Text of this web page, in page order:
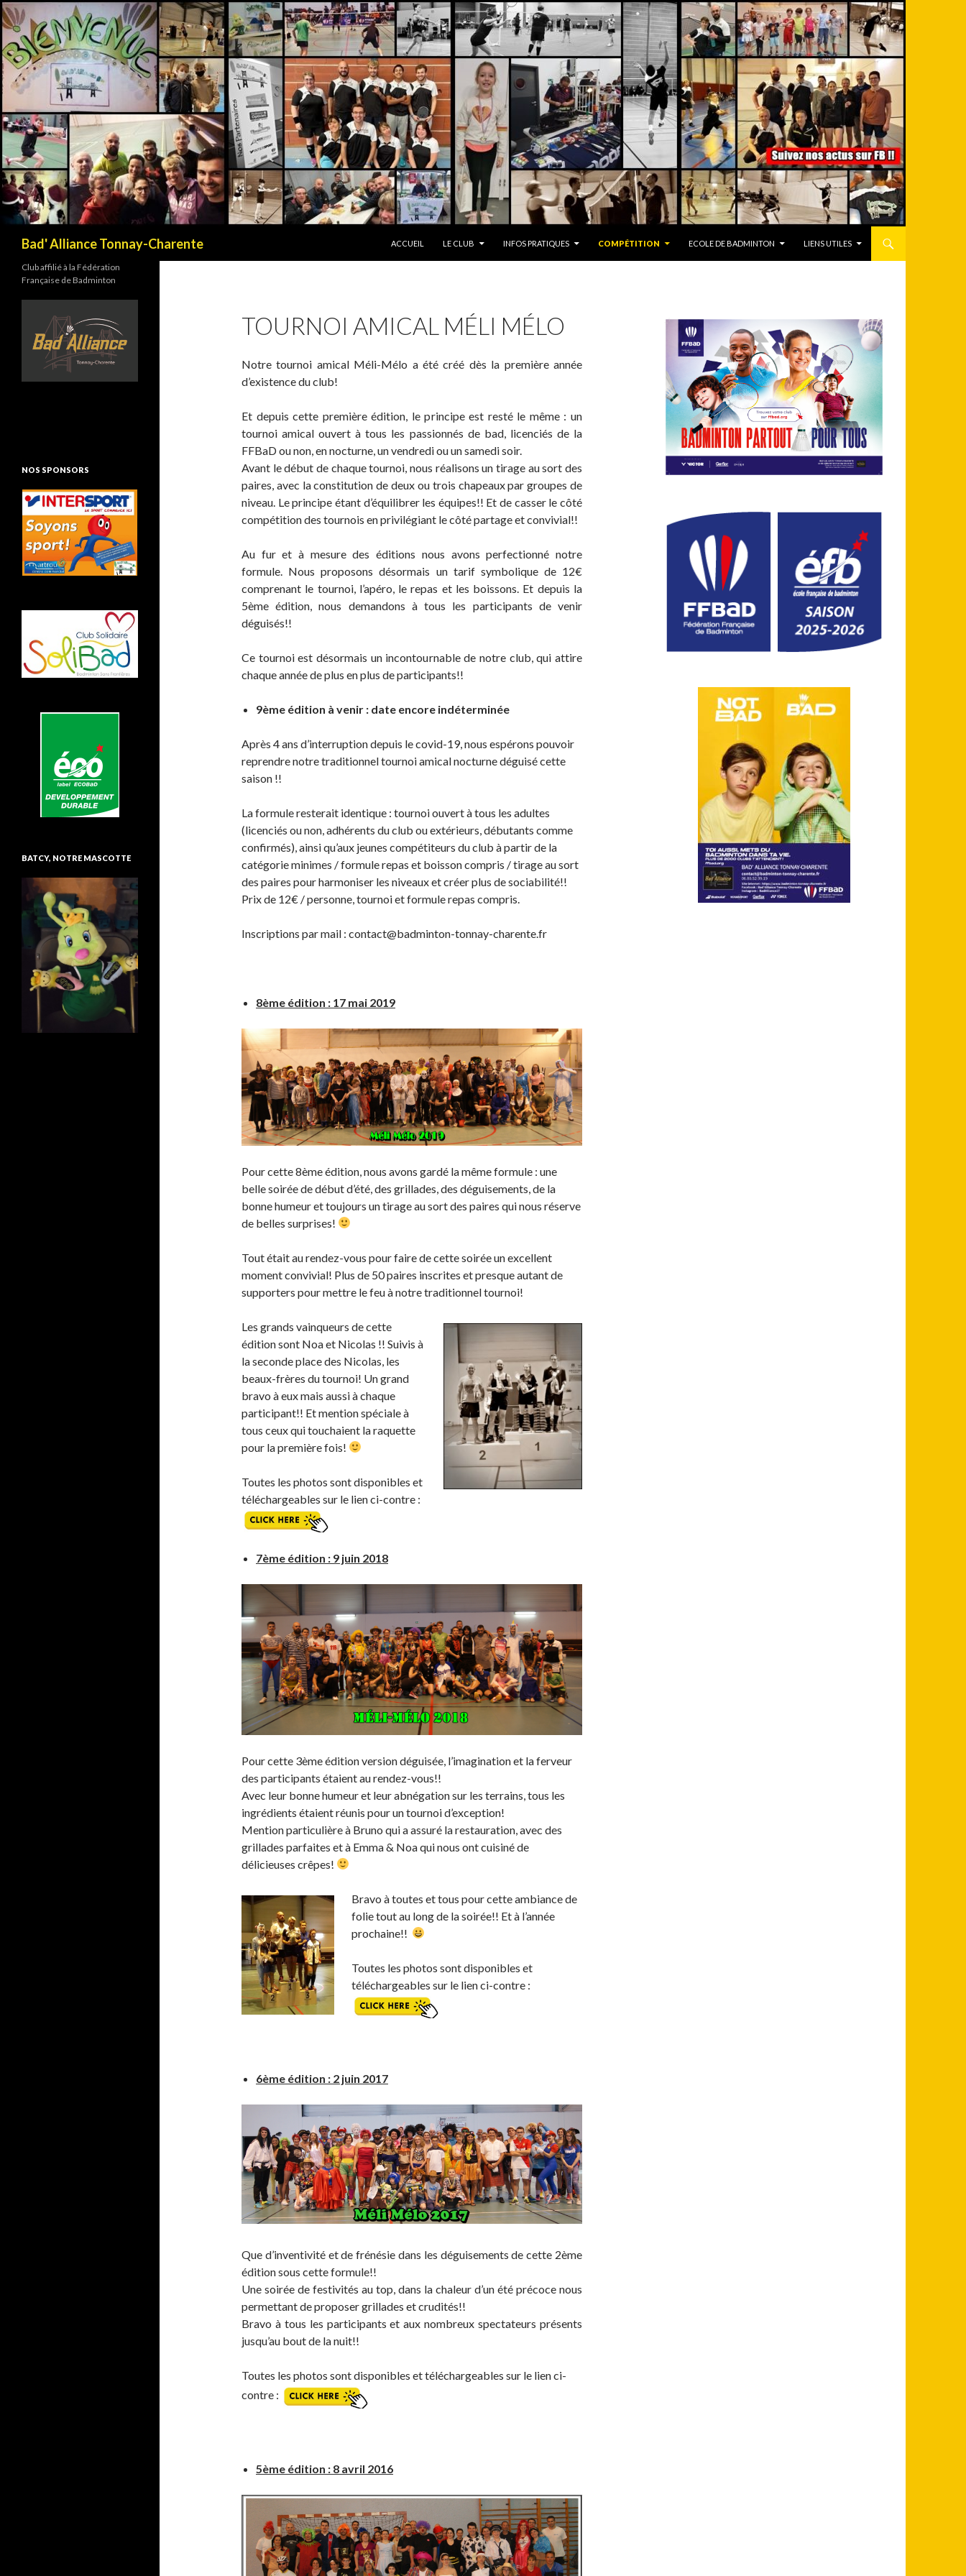
Bad' Alliance Tonnay-Charente
ACCUEIL
LE CLUB INFOS PRATIQUES COMPÉTITION ECOLE DE BADMINTON LIENS UTILES
TOURNOI AMICAL MÉLI MÉLO
Notre tournoi amical Méli-Mélo a été créé dès la première année
d’existence du club!
Et depuis cette première édition, le principe est resté le même : un
tournoi amical ouvert à tous les passionnés de bad, licenciés de la
FFBaD ou non, en nocturne, un vendredi ou un samedi soir.
Avant le début de chaque tournoi, nous réalisons un tirage au sort des
paires, avec la constitution de deux ou trois chapeaux par groupes de
niveau. Le principe étant d’équilibrer les équipes!! Et de casser le côté
compétition des tournois en privilégiant le côté partage et convivial!!
Au fur et à mesure des éditions nous avons perfectionné notre
formule. Nous proposons désormais un tarif symbolique de 12€
comprenant le tournoi, l’apéro, le repas et les boissons. Et depuis la
5ème édition, nous demandons à tous les participants de venir
déguisés!!
Ce tournoi est désormais un incontournable de notre club, qui attire
chaque année de plus en plus de participants!!
9ème édition à venir : date encore indéterminée
Après 4 ans d’interruption depuis le covid-19, nous espérons pouvoir
reprendre notre traditionnel tournoi amical nocturne déguisé cette
saison !!
La formule resterait identique : tournoi ouvert à tous les adultes
(licenciés ou non, adhérents du club ou extérieurs, débutants comme
confirmés), ainsi qu’aux jeunes compétiteurs du club à partir de la
catégorie minimes / formule repas et boisson compris / tirage au sort
des paires pour harmoniser les niveaux et créer plus de sociabilité!!
Prix de 12€ / personne, tournoi et formule repas compris.
Inscriptions par mail : contact@badminton-tonnay-charente.fr
8ème édition : 17 mai 2019
Pour cette 8ème édition, nous avons gardé la même formule : une
belle soirée de début d’été, des grillades, des déguisements, de la
bonne humeur et toujours un tirage au sort des paires qui nous réserve
de belles surprises!
Tout était au rendez-vous pour faire de cette soirée un excellent
moment convivial! Plus de 50 paires inscrites et presque autant de
supporters pour mettre le feu à notre traditionnel tournoi!
Les grands vainqueurs de cette
édition sont Noa et Nicolas !! Suivis à
la seconde place des Nicolas, les
beaux-frères du tournoi! Un grand
bravo à eux mais aussi à chaque
participant!! Et mention spéciale à
tous ceux qui touchaient la raquette
pour la première fois!
Toutes les photos sont disponibles et
téléchargeables sur le lien ci-contre :
7ème édition : 9 juin 2018
Pour cette 3ème édition version déguisée, l’imagination et la ferveur
des participants étaient au rendez-vous!!
Avec leur bonne humeur et leur abnégation sur les terrains, tous les
ingrédients étaient réunis pour un tournoi d’exception!
Mention particulière à Bruno qui a assuré la restauration, avec des
grillades parfaites et à Emma & Noa qui nous ont cuisiné de
délicieuses crêpes!
Bravo à toutes et tous pour cette ambiance de
folie tout au long de la soirée!! Et à l’année
prochaine!!
Toutes les photos sont disponibles et
téléchargeables sur le lien ci-contre :
6ème édition : 2 juin 2017
Que d’inventivité et de frénésie dans les déguisements de cette 2ème
édition sous cette formule!!
Une soirée de festivités au top, dans la chaleur d’un été précoce nous
permettant de proposer grillades et crudités!!
Bravo à tous les participants et aux nombreux spectateurs présents
jusqu’au bout de la nuit!!
Toutes les photos sont disponibles et téléchargeables sur le lien ci-
contre :
5ème édition : 8 avril 2016
Club affilié à la Fédération
Française de Badminton
NOS SPONSORS
BATCY, NOTRE MASCOTTE